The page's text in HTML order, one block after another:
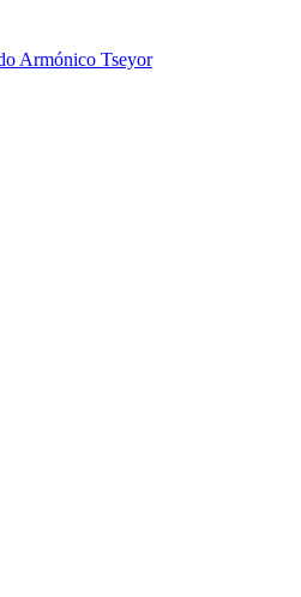
Armónico Tseyor